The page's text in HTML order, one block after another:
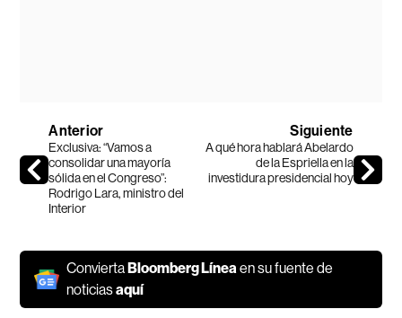
Anterior
Exclusiva: “Vamos a
consolidar una mayoría
sólida en el Congreso”:
Rodrigo Lara, ministro del
Interior
Siguiente
A qué hora hablará Abelardo
de la Espriella en la
investidura presidencial hoy
ConviertaBloomberg Líneaen su fuente de
noticiasaquí